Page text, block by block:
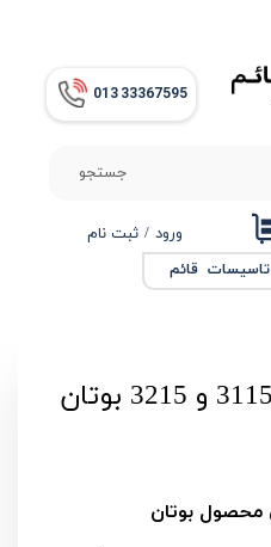
013​​​​​​​ 33367595
جستجو
ورود / ثبت نام
تاسیسات قائم
توقف تولید آبگرمکن 3115 و 3215 بوتان